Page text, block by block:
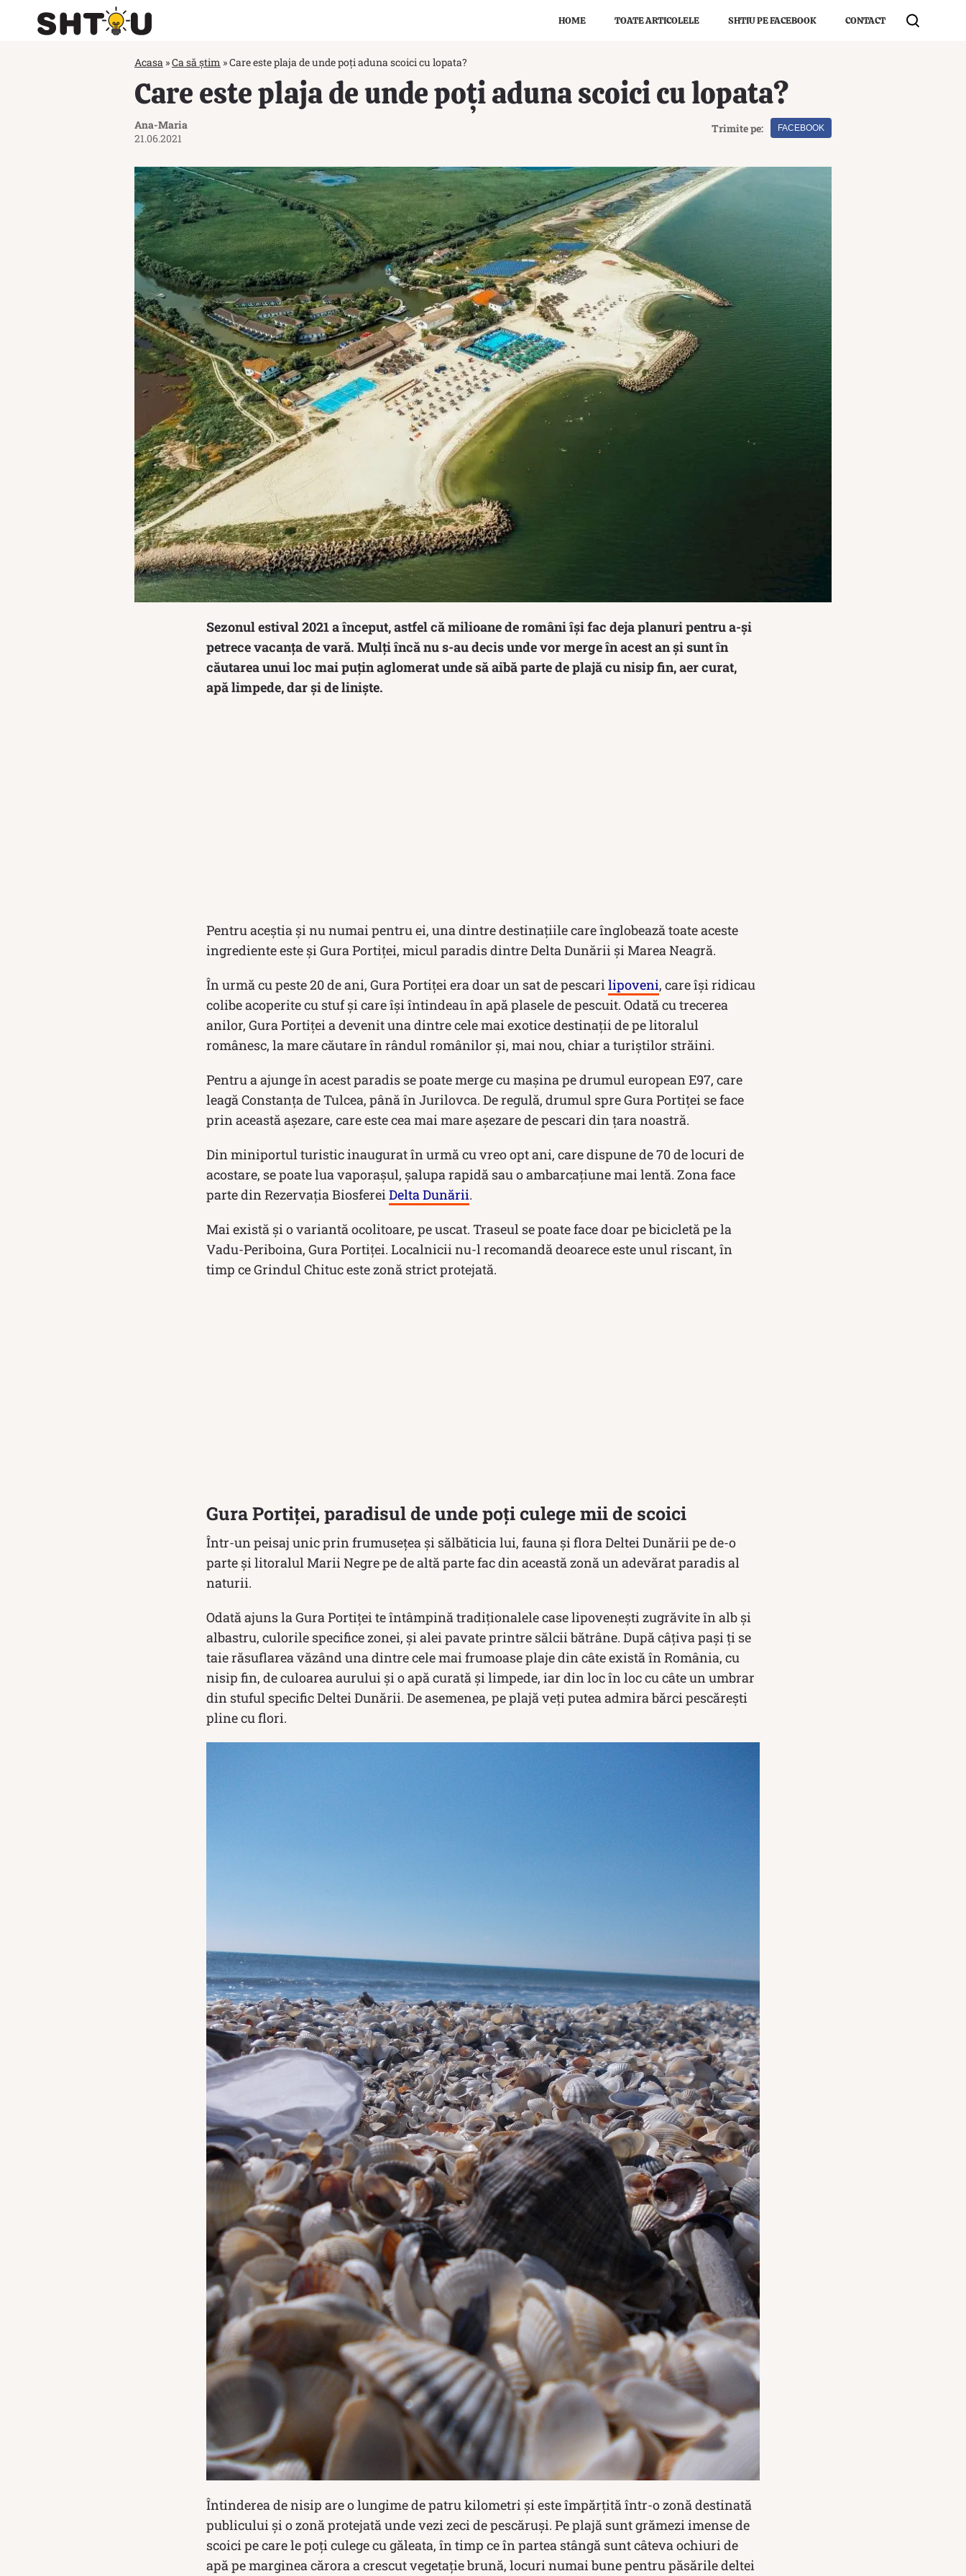
HOME TOATE ARTICOLELE SHTIU PE FACEBOOK CONTACT
Acasa »Ca să știm »Care este plaja de unde poți aduna scoici cu lopata?
Care este plaja de unde poți aduna scoici cu lopata?
Ana-Maria
21.06.2021
Trimite pe: FACEBOOK
Sezonul estival 2021 a început, astfel că milioane de români își fac deja planuri pentru a-și
petrece vacanța de vară. Mulți încă nu s-au decis unde vor merge în acest an și sunt în
căutarea unui loc mai puțin aglomerat unde să aibă parte de plajă cu nisip fin, aer curat,
apă limpede, dar și de liniște.
Pentru aceștia și nu numai pentru ei, una dintre destinațiile care înglobează toate aceste
ingrediente este și Gura Portiței, micul paradis dintre Delta Dunării și Marea Neagră.
În urmă cu peste 20 de ani, Gura Portiței era doar un sat de pescarilipoveni, care își ridicau
colibe acoperite cu stuf și care își întindeau în apă plasele de pescuit. Odată cu trecerea
anilor, Gura Portiței a devenit una dintre cele mai exotice destinații de pe litoralul
românesc, la mare căutare în rândul românilor și, mai nou, chiar a turiștilor străini.
Pentru a ajunge în acest paradis se poate merge cu mașina pe drumul european E97, care
leagă Constanța de Tulcea, până în Jurilovca. De regulă, drumul spre Gura Portiţei se face
prin această așezare, care este cea mai mare aşezare de pescari din ţara noastră.
Din miniportul turistic inaugurat în urmă cu vreo opt ani, care dispune de 70 de locuri de
acostare, se poate lua vaporaşul, șalupa rapidă sau o ambarcaţiune mai lentă. Zona face
parte din Rezervația BiosfereiDelta Dunării.
Mai există și o variantă ocolitoare, pe uscat. Traseul se poate face doar pe bicicletă pe la
Vadu-Periboina, Gura Portiţei. Localnicii nu-l recomandă deoarece este unul riscant, în
timp ce Grindul Chituc este zonă strict protejată.
Gura Portiței, paradisul de unde poți culege mii de scoici
Într-un peisaj unic prin frumusețea și sălbăticia lui, fauna și flora Deltei Dunării pe de-o
parte și litoralul Marii Negre pe de altă parte fac din această zonă un adevărat paradis al
naturii.
Odată ajuns la Gura Portiței te întâmpină tradiționalele case lipovenești zugrăvite în alb şi
albastru, culorile specifice zonei, și alei pavate printre sălcii bătrâne. După câţiva paşi ţi se
taie răsuflarea văzând una dintre cele mai frumoase plaje din câte există în România, cu
nisip fin, de culoarea aurului și o apă curată și limpede, iar din loc în loc cu câte un umbrar
din stuful specific Deltei Dunării. De asemenea, pe plajă veți putea admira bărci pescărești
pline cu flori.
Întinderea de nisip are o lungime de patru kilometri și este împărţită într-o zonă destinată
publicului şi o zonă protejată unde vezi zeci de pescăruși. Pe plajă sunt grămezi imense de
scoici pe care le poți culege cu găleata, în timp ce în partea stângă sunt câteva ochiuri de
apă pe marginea cărora a crescut vegetaţie brună, locuri numai bune pentru păsările deltei